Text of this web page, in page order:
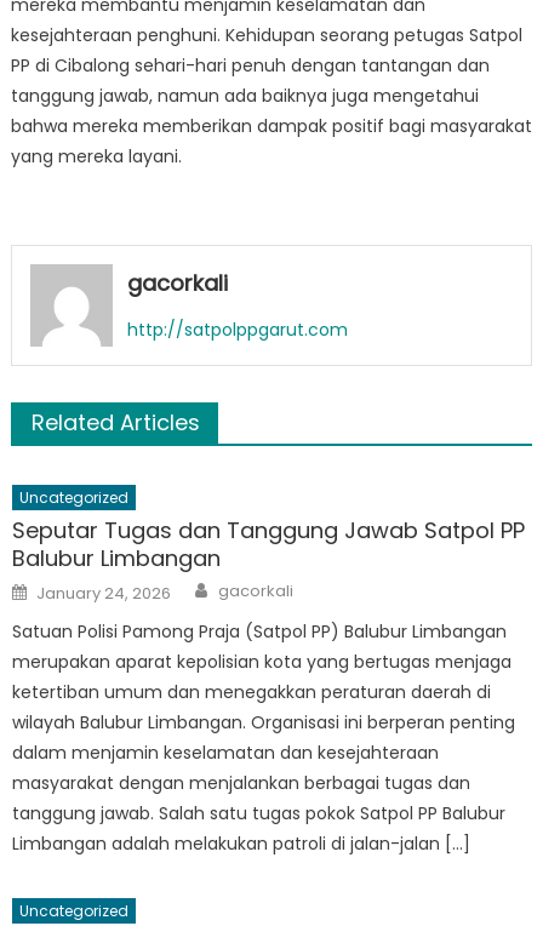
mereka membantu menjamin keselamatan dan
kesejahteraan penghuni. Kehidupan seorang petugas Satpol
PP di Cibalong sehari-hari penuh dengan tantangan dan
tanggung jawab, namun ada baiknya juga mengetahui
bahwa mereka memberikan dampak positif bagi masyarakat
yang mereka layani.
gacorkali
http://satpolppgarut.com
Related Articles
Uncategorized
Seputar Tugas dan Tanggung Jawab Satpol PP
Balubur Limbangan
Posted
on
January 24, 2026 Author
gacorkali
Satuan Polisi Pamong Praja (Satpol PP) Balubur Limbangan
merupakan aparat kepolisian kota yang bertugas menjaga
ketertiban umum dan menegakkan peraturan daerah di
wilayah Balubur Limbangan. Organisasi ini berperan penting
dalam menjamin keselamatan dan kesejahteraan
masyarakat dengan menjalankan berbagai tugas dan
tanggung jawab. Salah satu tugas pokok Satpol PP Balubur
Limbangan adalah melakukan patroli di jalan-jalan […]
Uncategorized